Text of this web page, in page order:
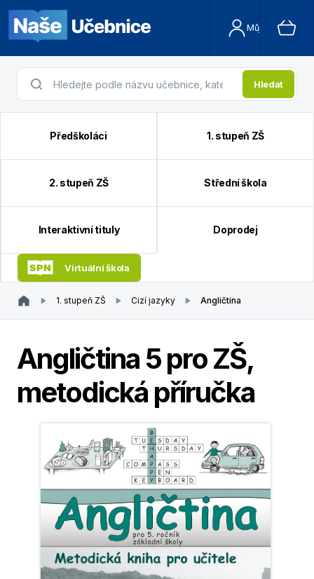
Můj účet
Hledat
Předškoláci 1. stupeň ZŠ
2. stupeň ZŠ Střední škola
Interaktivní tituly Doprodej
Virtuální škola
1. stupeň ZŠ Cizí jazyky Angličtina
Angličtina 5 pro ZŠ,
metodická příručka